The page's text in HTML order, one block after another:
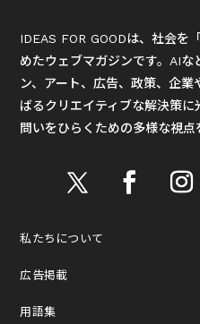
IDEAS FOR GOODは、社会を
めたウェブマガジンです。AIな
ン、アート、広告、政策、企
ばるクリエイティブな解決策
問いをひらくための多様な視点
私たちについて
広告掲載
用語集